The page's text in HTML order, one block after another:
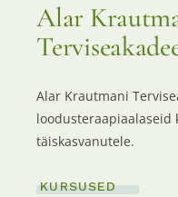
Alar
Alar Krautmani
loodusteraapiaalaseid
täiskasvanutele.
KURSUSED